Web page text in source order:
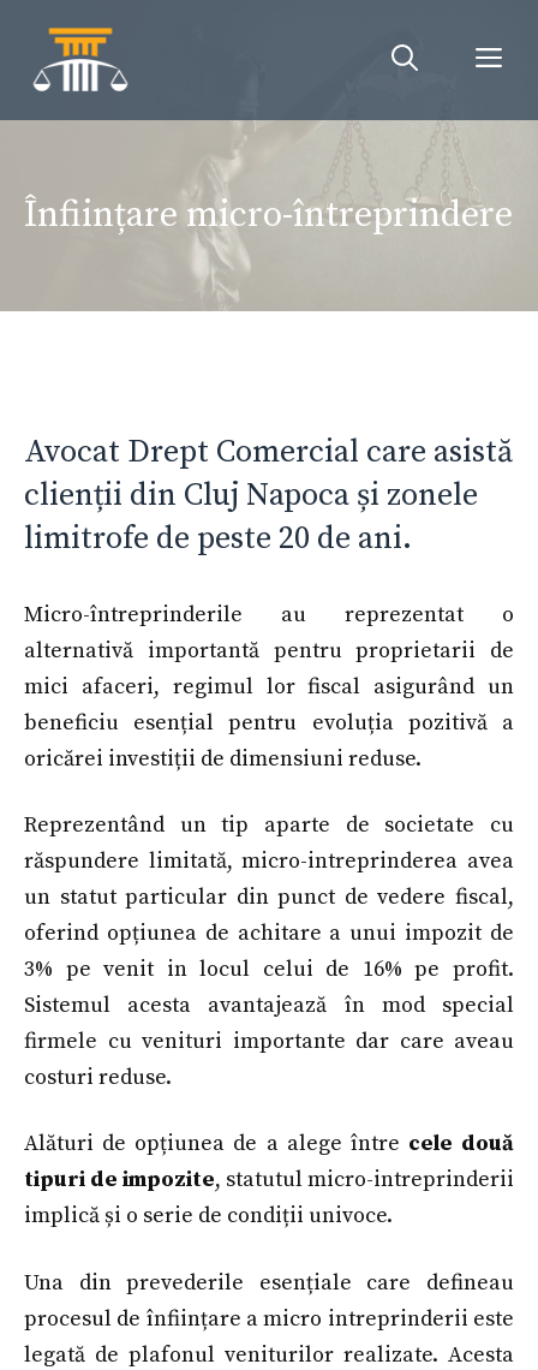
conținut
Înființare micro-întreprindere
Avocat Drept Comercial care asistă
clienții din Cluj Napoca și zonele
limitrofe de peste 20 de ani.
Micro-întreprinderile au reprezentat o
alternativă importantă pentru proprietarii de
mici afaceri, regimul lor fiscal asigurând un
beneficiu esențial pentru evoluția pozitivă a
oricărei investiții de dimensiuni reduse.
Reprezentând un tip aparte de societate cu
răspundere limitată, micro-intreprinderea avea
un statut particular din punct de vedere fiscal,
oferind opțiunea de achitare a unui impozit de
3% pe venit in locul celui de 16% pe profit.
Sistemul acesta avantajează în mod special
firmele cu venituri importante dar care aveau
costuri reduse.
Alături de opțiunea de a alege între cele două
tipuri de impozite, statutul micro-intreprinderii
implică și o serie de condiții univoce.
Una din prevederile esențiale care defineau
procesul de înființare a micro intreprinderii este
legată de plafonul veniturilor realizate. Acesta